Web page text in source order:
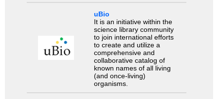
uBio
It is an initiative within the
science library community
to join international efforts
to create and utilize a
comprehensive and
collaborative catalog of
known names of all living
(and once-living)
organisms.